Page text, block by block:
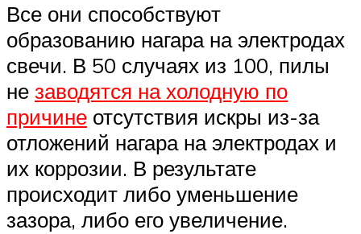
Все они способствуют
образованию нагара на электродах
свечи. В 50 случаях из 100, пилы
не заводятся на холодную по
причине отсутствия искры из-за
отложений нагара на электродах и
их коррозии. В результате
происходит либо уменьшение
зазора, либо его увеличение.